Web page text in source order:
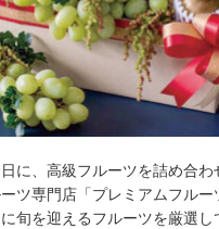
に、高級フルーツを詰め合
ツ専門店「プレミアムフル
旬を迎えるフルーツを厳選し